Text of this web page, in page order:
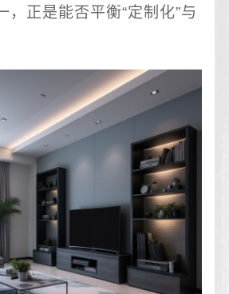
，正是能否平衡“定制化”与